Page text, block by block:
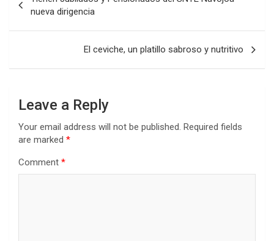
navigation
nueva dirigencia
El ceviche, un platillo sabroso y nutritivo
Leave a Reply
Your email address will not be published. Required fields
are marked *
Comment *